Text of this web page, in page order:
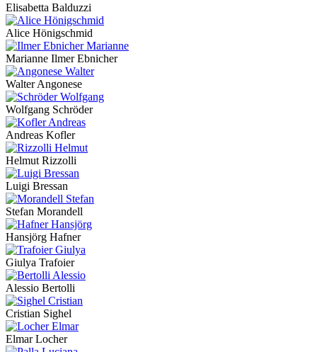
Elisabetta Balduzzi
Alice Hönigschmid
Marianne Ilmer Ebnicher
Walter Angonese
Wolfgang Schröder
Andreas Kofler
Helmut Rizzolli
Luigi Bressan
Stefan Morandell
Hansjörg Hafner
Giulya Trafoier
Alessio Bertolli
Cristian Sighel
Elmar Locher